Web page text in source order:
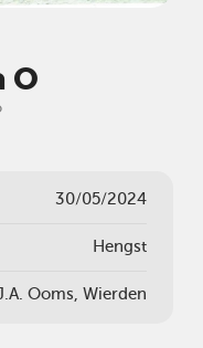
O
30/05/2024
Hengst
Ooms, Wierden